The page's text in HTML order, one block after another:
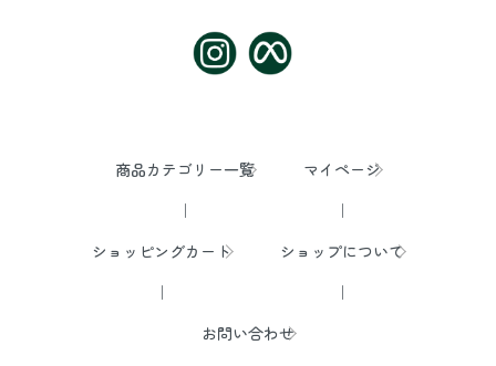
商品カテゴリー一覧 マイページ
ショッピングカート ショップについて
お問い合わせ